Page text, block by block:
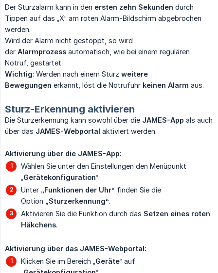
Der Sturzalarm kann in den ersten zehn Sekunden durch
Tippen auf das „X“ am roten Alarm-Bildschirm abgebrochen
werden.
Wird der Alarm nicht gestoppt, so wird
der Alarmprozess automatisch, wie bei einem regulären
Notruf, gestartet.
Wichtig: Werden nach einem Sturz weitere
Bewegungen erkannt, löst die Notrufuhr keinen Alarm aus.
Sturz-Erkennung aktivieren
Die Sturzerkennung kann sowohl über die JAMES-App als auch
über das JAMES-Webportal aktiviert werden.
Aktivierung über die JAMES-App:
Wählen Sie unter den Einstellungen den Menüpunkt
Gerätekonfiguration“.
Unter „Funktionen der Uhr“ finden Sie die
Option „Sturzerkennung“.
Aktivieren Sie die Funktion durch das Setzen eines roten
Häkchens.
Aktivierung über das JAMES-Webportal:
Klicken Sie im Bereich „ Geräte“ auf